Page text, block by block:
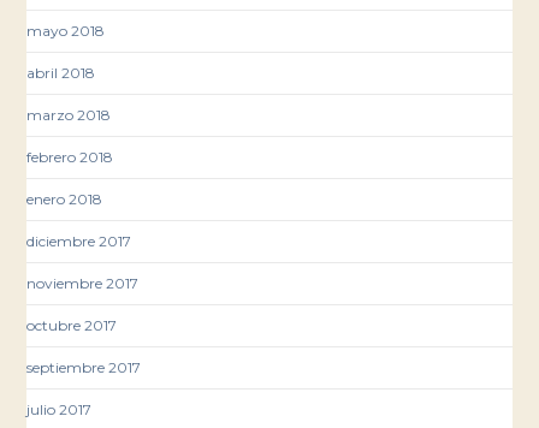
mayo 2018
abril 2018
marzo 2018
febrero 2018
enero 2018
diciembre 2017
noviembre 2017
octubre 2017
septiembre 2017
julio 2017